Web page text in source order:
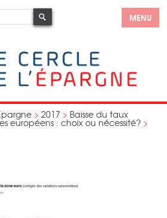
MENU
> 2017 > Baisse du taux
européens : choix ou nécessité? >